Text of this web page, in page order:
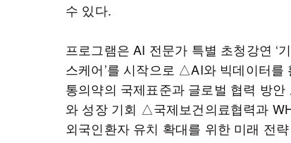
수 있다.
프로그램은 AI 전문가 특별 초청강연 ‘
스케어’를 시작으로 △AI와 빅데이터
통의약의 국제표준과 글로벌 협력 방
와 성장 기회 △국제보건의료협력과
외국인환자 유치 확대를 위한 미래 전